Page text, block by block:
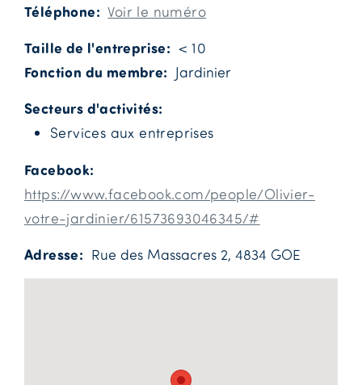
Téléphone Voir le numéro
Taille de l'entreprise < 10
Fonction du membre Jardinier
Secteurs d'activités
Services aux entreprises
Facebook
https://www.facebook.com/people/Olivier-
votre-jardinier/61573693046345/#
Adresse Rue des Massacres 2, 4834 GOE